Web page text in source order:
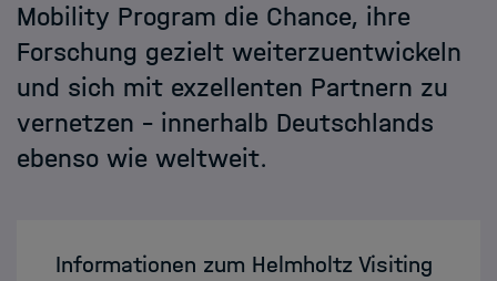
HIDA
Jobs
Mobility Program die Chance, ihre
Forschung gezielt weiterzuentwickeln
und sich mit exzellenten Partnern zu
vernetzen – innerhalb Deutschlands
ebenso wie weltweit.
Informationen zum Helmholtz Visiting